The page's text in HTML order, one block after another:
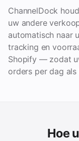
ChannelDock
uw andere
automatisch naar
tracking en
Shopify — zodat
orders per dag als
Hoe